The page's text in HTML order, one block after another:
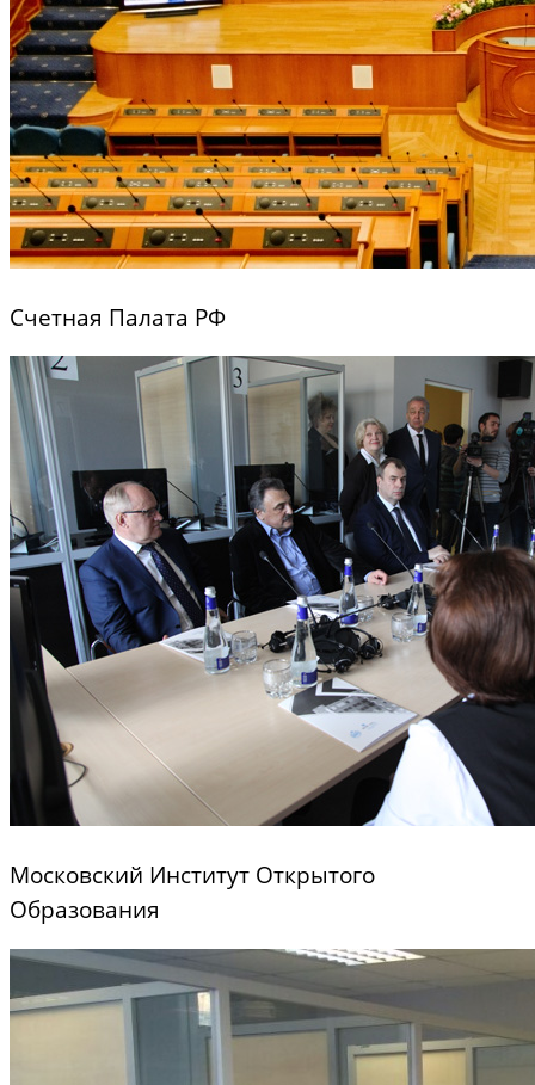
Счетная Палата РФ
Московский Институт Открытого
Образования